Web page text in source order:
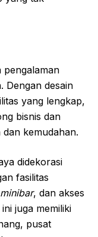
pengalaman
Dengan desain
yang lengkap,
bisnis dan
kemudahan.
didekorasi
fasilitas
minibar, dan akses
juga memiliki
pusat